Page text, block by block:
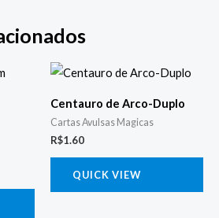
Centauro de Arco-Duplo
Cartas Avulsas Magicas
R$1.60
QUICK VIEW